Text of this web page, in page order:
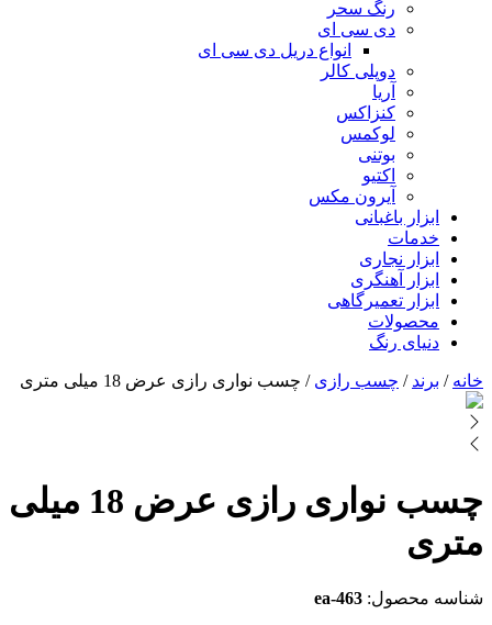
رنگ سحر
دی سی ای
انواع دریل دی سی ای
دوپلی کالر
آریا
کنزاکس
لوکمس
بوتنی
اکتیو
آیرون مکس
ابزار باغبانی
خدمات
ابزار نجاری
ابزار آهنگری
ابزار تعمیرگاهی
محصولات
دنیای رنگ
خانه / برند / چسب رازی / چسب نواری رازی عرض 18 میلی متری
چسب نواری رازی عرض 18 میلی
متری
شناسه محصول: ea-463